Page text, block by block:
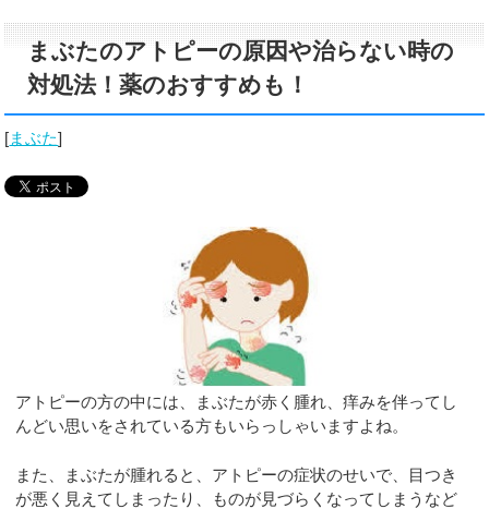
まぶたのアトピーの原因や治らない時の
対処法！薬のおすすめも！
[まぶた]
アトピーの方の中には、まぶたが赤く腫れ、痒みを伴ってし
んどい思いをされている方もいらっしゃいますよね。
また、まぶたが腫れると、アトピーの症状のせいで、目つき
が悪く見えてしまったり、ものが見づらくなってしまうなど